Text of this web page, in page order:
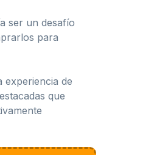
ser un desafío
para
de
que